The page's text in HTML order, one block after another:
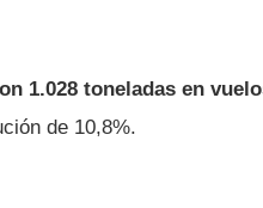
1.028 toneladas en
de 10,8%.